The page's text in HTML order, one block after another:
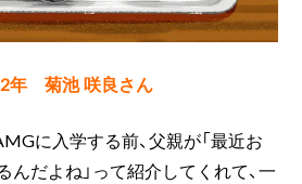
年 菊池 咲良さん
に入学する前、父親が「最近お
んだよね」って紹介してくれて、一